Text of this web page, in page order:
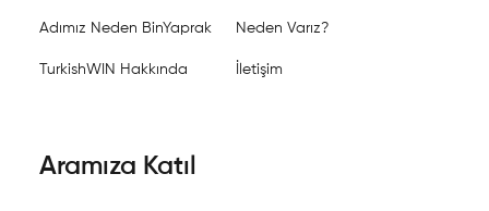
Adımız Neden BinYaprak Neden Varız?
TurkishWIN Hakkında İletişim
Aramıza Katıl